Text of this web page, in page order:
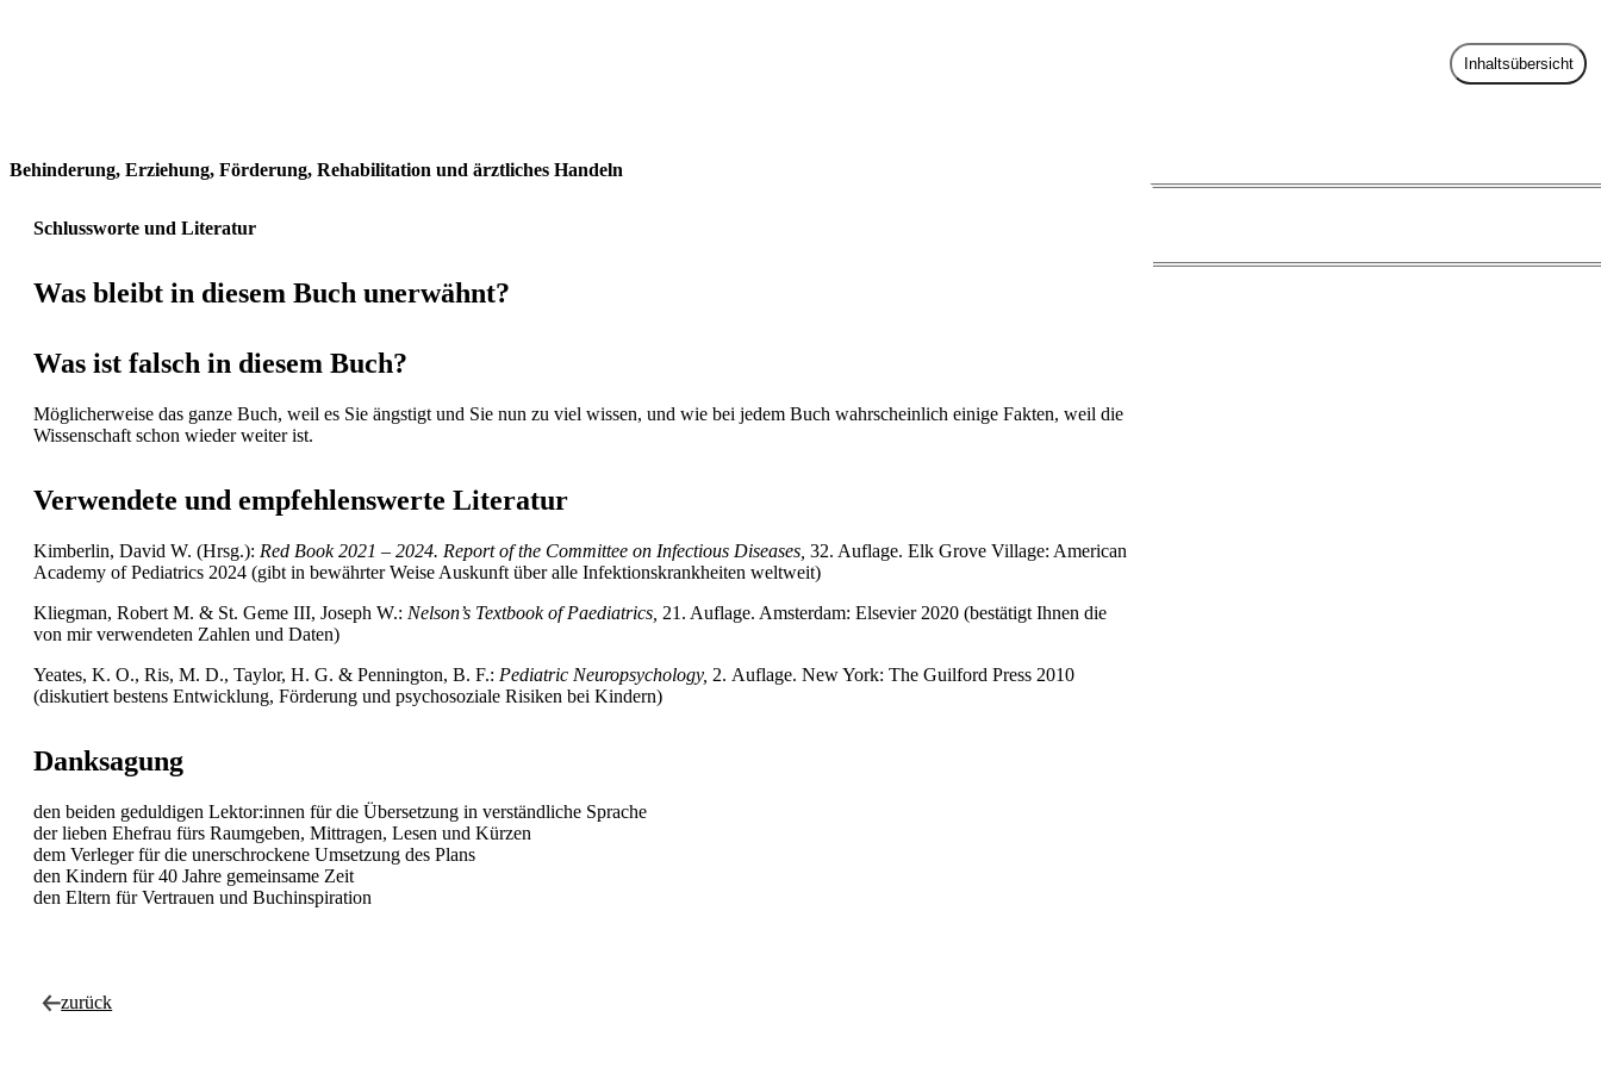
Inhaltsübersicht
Behinderung, Erziehung, Förderung, Rehabilitation und ärztliches Handeln
Schlussworte und Literatur
Was bleibt in diesem Buch unerwähnt?
Was ist falsch in diesem Buch?
Möglicherweise das ganze Buch, weil es Sie ängstigt und Sie nun zu viel wissen, und wie bei jedem Buch wahrscheinlich einige Fakten, weil die
Wissenschaft schon wieder weiter ist.
Verwendete und empfehlenswerte Literatur
Kimberlin, David W. (Hrsg.): Red Book 2021 – 2024. Report of the Committee on Infectious Diseases, 32. Auflage. Elk Grove Village: American
Academy of Pediatrics 2024 (gibt in bewährter Weise Auskunft über alle Infektionskrankheiten weltweit)
Kliegman, Robert M. & St. Geme III, Joseph W.: Nelson’s Textbook of Paediatrics, 21. Auflage. Amsterdam: Elsevier 2020 (bestätigt Ihnen die
von mir verwendeten Zahlen und Daten)
Yeates, K. O., Ris, M. D., Taylor, H. G. & Pennington, B. F.: Pediatric Neuropsychology, 2. Auflage. New York: The Guilford Press 2010
(diskutiert bestens Entwicklung, Förderung und psychosoziale Risiken bei Kindern)
Danksagung
den beiden geduldigen Lektor:innen für die Übersetzung in verständliche Sprache
der lieben Ehefrau fürs Raumgeben, Mittragen, Lesen und Kürzen
dem Verleger für die unerschrockene Umsetzung des Plans
den Kindern für 40 Jahre gemeinsame Zeit
den Eltern für Vertrauen und Buchinspiration
zurück